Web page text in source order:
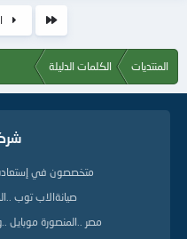
المنتديات الكلمات الدليلة
متخصصون في إستعادة
صيانةالاب توب
مصر ..المنصورة موبايل ..واتس آب